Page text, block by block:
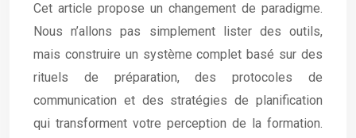
Cet article propose un changement de paradigme.
Nous n’allons pas simplement lister des outils,
mais construire un système complet basé sur des
rituels de préparation, des protocoles de
communication et des stratégies de planification
qui transforment votre perception de la formation.